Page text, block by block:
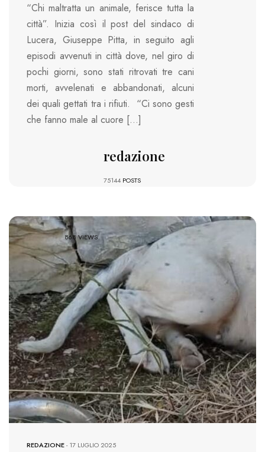
“Chi maltratta un animale, ferisce tutta la
città”. Inizia così il post del sindaco di
Lucera, Giuseppe Pitta, in seguito agli
episodi avvenuti in città dove, nel giro di
pochi giorni, sono stati ritrovati tre cani
morti, avvelenati e abbandonati, alcuni
dei quali gettati tra i rifiuti. “Ci sono gesti
che fanno male al cuore […]
redazione
75144 POSTS
868 VIEWS
REDAZIONE-17 LUGLIO 2025